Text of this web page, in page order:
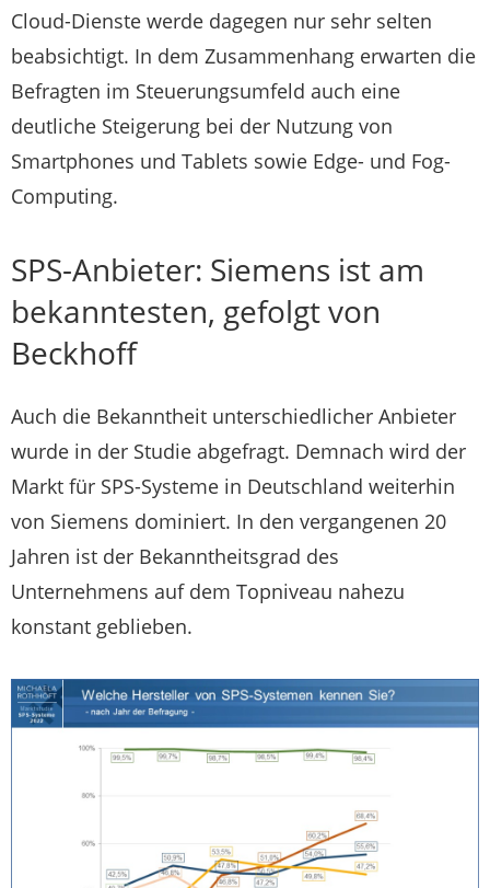
Cloud-Dienste werde dagegen nur sehr selten
beabsichtigt. In dem Zusammenhang erwarten die
Befragten im Steuerungsumfeld auch eine
deutliche Steigerung bei der Nutzung von
Smartphones und Tablets sowie Edge- und Fog-
Computing.
SPS-Anbieter: Siemens ist am
bekanntesten, gefolgt von
Beckhoff
Auch die Bekanntheit unterschiedlicher Anbieter
wurde in der Studie abgefragt. Demnach wird der
Markt für SPS-Systeme in Deutschland weiterhin
von Siemens dominiert. In den vergangenen 20
Jahren ist der Bekanntheitsgrad des
Unternehmens auf dem Topniveau nahezu
konstant geblieben.